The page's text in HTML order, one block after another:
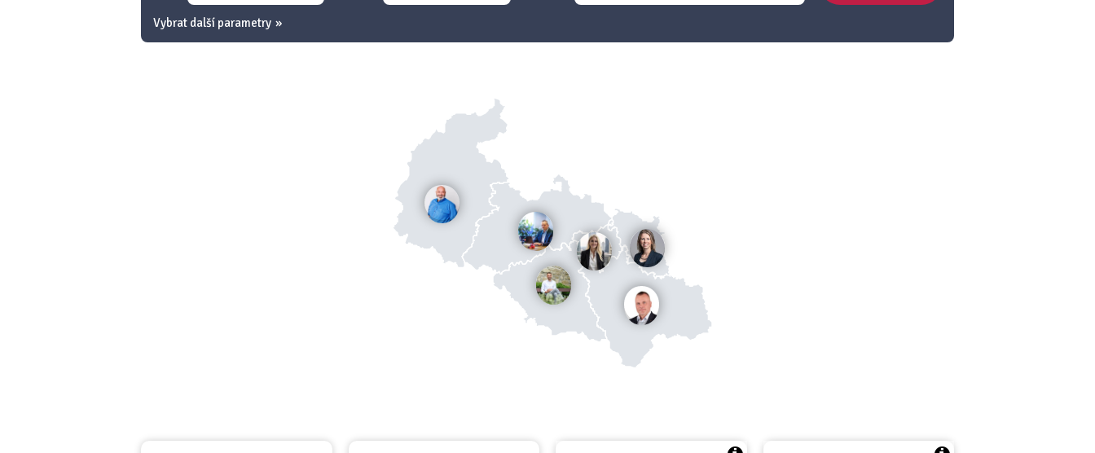
Vybrat další parametry